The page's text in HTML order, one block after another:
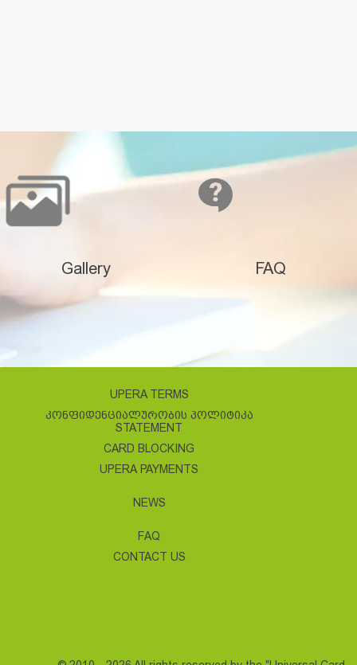
Gallery FAQ
UPERA TERMS
ᲙᲝᲜᲤᲘᲓᲔᲜᲪᲘᲐᲚᲣᲠᲝᲑᲘᲡ ᲞᲝᲚᲘᲢᲘᲙᲐ
STATEMENT
CARD BLOCKING
UPERA PAYMENTS
NEWS
FAQ
CONTACT US